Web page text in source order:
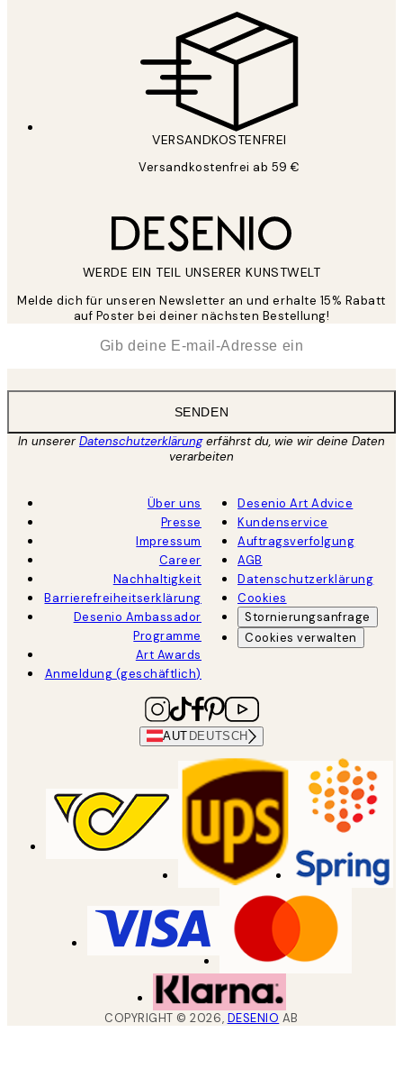
VERSANDKOSTENFREI
Versandkostenfrei ab 59 €
WERDE EIN TEIL UNSERER KUNSTWELT
Melde dich für unseren Newsletter an und erhalte 15% Rabatt
auf Poster bei deiner nächsten Bestellung!
SENDEN
In unsererDatenschutzerklärungerfährst du, wie wir deine Daten
verarbeiten
Über uns
Presse
Impressum
Career
Nachhaltigkeit
Barrierefreiheitserklärung
Desenio Ambassador
Programme
Art Awards
Anmeldung (geschäftlich)
Desenio Art Advice
Kundenservice
Auftragsverfolgung
AGB
Datenschutzerklärung
Cookies
Stornierungsanfrage
Cookies verwalten
AUT DEUTSCH
COPYRIGHT ©2026, DESENIO AB